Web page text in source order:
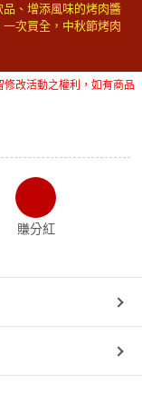
、增添風味的烤肉醬
次買全，中秋節烤肉
改活動之權利，如有商品
賺分紅